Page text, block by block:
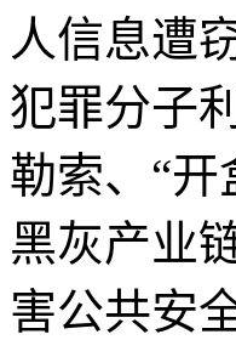
人信息遭
犯罪分子
勒索、“
黑灰产业
害公共安